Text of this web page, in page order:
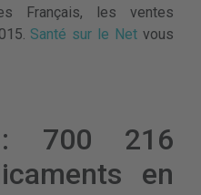
Français, les ventes
Santé sur le Net vous
: 700 216
en